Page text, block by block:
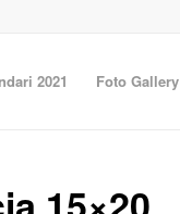
2021 Foto Gallery